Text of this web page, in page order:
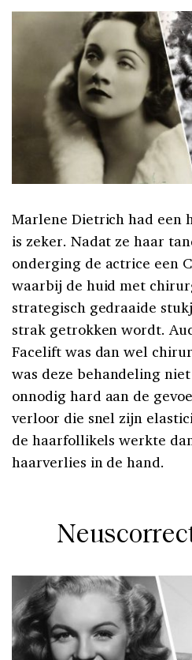
Marlene Dietrich had een
is zeker. Nadat ze haar
onderging de actrice een
waarbij de huid met
strategisch gedraaide
strak getrokken wordt.
Facelift was dan wel
was deze behandeling
onnodig hard aan de
verloor die snel zijn
de haarfollikels werkte
haarverlies in de hand.